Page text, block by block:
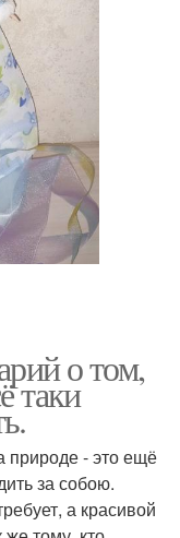
о том,
таки
природе - это ещё
за собою.
а красивой